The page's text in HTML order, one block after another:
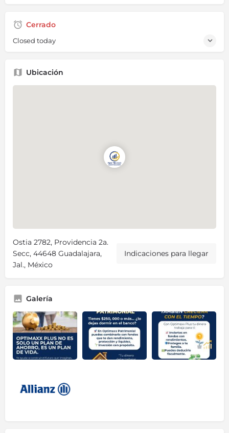
Cerrado
Closed today
Ubicación
Ostia 2782, Providencia 2a.
Secc, 44648 Guadalajara,
Jal., México
Indicaciones para llegar
Galería